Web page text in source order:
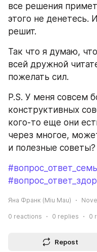
все решения
этого не денетесь.
решит.
Так что я думаю,
всей дружной
пожелать сил.
P.S. У меня совсем
конструктивных
кого-то еще они
через многое,
и полезные советы?
Яна Франк (Miu Mau)
0 reactions 0 replies 0
Repost